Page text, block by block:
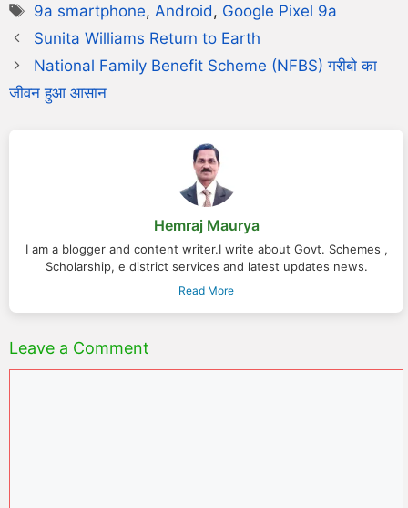
9a smartphone, Android, Google Pixel 9a
Sunita Williams Return to Earth
National Family Benefit Scheme (NFBS) गरीबो का
जीवन हुआ आसान
Hemraj Maurya
I am a blogger and content writer.I write about Govt. Schemes ,
Scholarship, e district services and latest updates news.
Read More
Leave a Comment